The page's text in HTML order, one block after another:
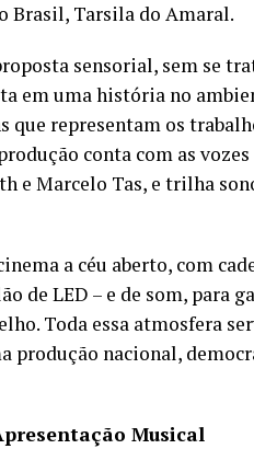
Brasil, Tarsila do Amaral.
sensorial, sem se
em uma história no
que representam os
conta com as
e Marcelo Tas, e trilha
a céu aberto, com
de LED – e de som, para
Toda essa atmosfera
produção nacional,
Musical